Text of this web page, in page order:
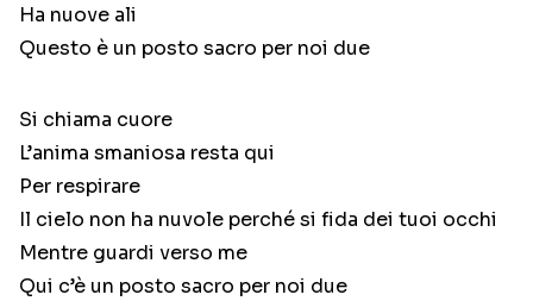
Ha nuove ali
Questo è un posto sacro per noi due
Si chiama cuore
L’anima smaniosa resta qui
Per respirare
Il cielo non ha nuvole perché si fida dei tuoi occhi
Mentre guardi verso me
Qui c’è un posto sacro per noi due